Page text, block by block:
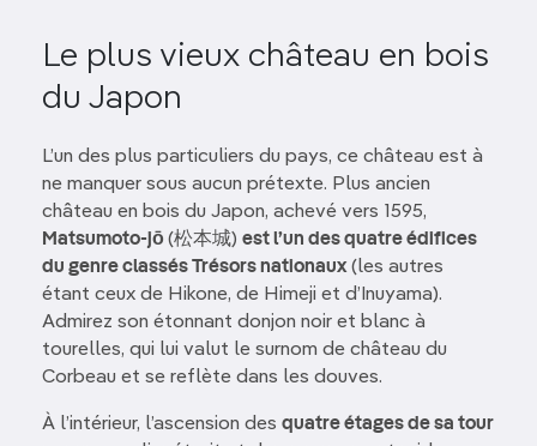
Le plus vieux château en bois
du Japon
L’un des plus particuliers du pays, ce château est à
ne manquer sous aucun prétexte. Plus ancien
château en bois du Japon, achevé vers 1595,
Matsumoto-jō(松本城) est l’un des quatre édifices
du genre classés Trésors nationaux(les autres
étant ceux de Hikone, de Himeji et d’Inuyama).
Admirez son étonnant donjon noir et blanc à
tourelles, qui lui valut le surnom de château du
Corbeau et se reflète dans les douves.
À l’intérieur, l’ascension des quatre étages de sa tour